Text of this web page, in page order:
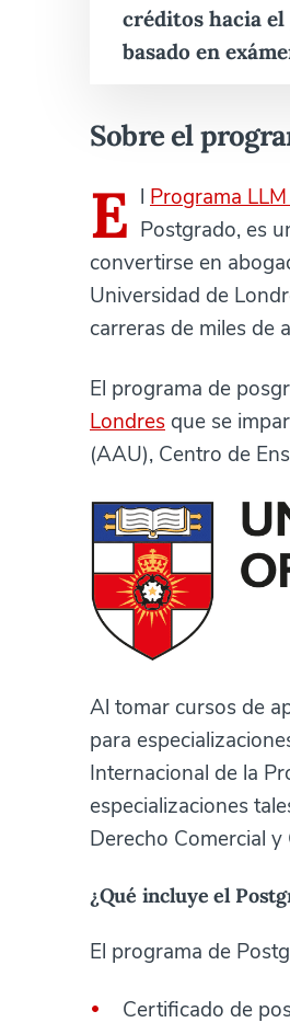
créditos hacia el
basado en
Sobre el
E l Programa
Postgrado, es
convertirse en
Universidad de
carreras de miles de
El programa de
Londres que se
(AAU), Centro de
Al tomar cursos de
para
Internacional de la
especializaciones
Derecho Comercial
¿Qué incluye el
El programa de
Certificado de